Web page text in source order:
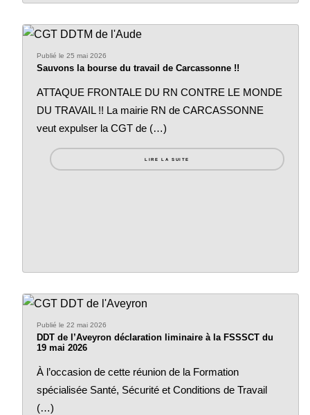
Publié le 25 mai 2026
Sauvons la bourse du travail de Carcassonne !!
ATTAQUE FRONTALE DU RN CONTRE LE MONDE
DU TRAVAIL !! La mairie RN de CARCASSONNE
veut expulser la CGT de (…)
LIRE LA SUITE
Publié le 22 mai 2026
DDT de l’Aveyron déclaration liminaire à la FSSSCT du
19 mai 2026
À l’occasion de cette réunion de la Formation
spécialisée Santé, Sécurité et Conditions de Travail
(…)